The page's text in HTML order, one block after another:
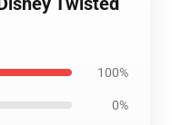
100%
0%